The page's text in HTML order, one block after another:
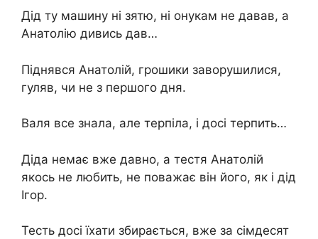
Дід ту машину ні зятю, ні онукам не давав, а
Анатолію дивись дав…
Піднявся Анатолій, грошики заворушилися,
гуляв, чи не з першого дня.
Валя все знала, але терпіла, і досі терпить…
Діда немає вже давно, а тестя Анатолій
якось не любить, не поважає він його, як і дід
Ігор.
Тесть досі їхати збирається, вже за сімдесят